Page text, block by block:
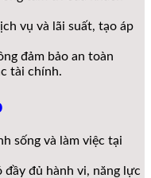
vụ và lãi suất, tạo áp
đảm bảo an toàn
tài chính.
sống và làm việc tại
đủ hành vi, năng lực